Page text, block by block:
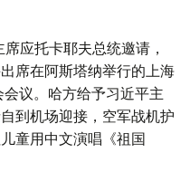
应托卡耶夫总统邀请，
席在阿斯塔纳举行的上海
议。哈方给予习近平主
到机场迎接，空军战机护
童用中文演唱《祖国